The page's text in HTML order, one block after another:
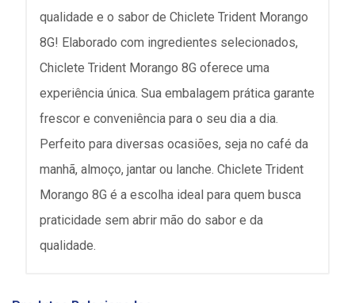
qualidade e o sabor de Chiclete Trident Morango
8G! Elaborado com ingredientes selecionados,
Chiclete Trident Morango 8G oferece uma
experiência única. Sua embalagem prática garante
frescor e conveniência para o seu dia a dia.
Perfeito para diversas ocasiões, seja no café da
manhã, almoço, jantar ou lanche. Chiclete Trident
Morango 8G é a escolha ideal para quem busca
praticidade sem abrir mão do sabor e da
qualidade.